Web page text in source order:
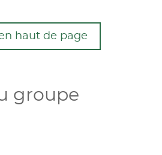
haut de page
groupe